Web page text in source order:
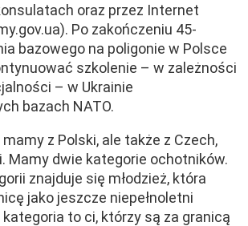
oraz przez Internet
Po zakończeniu 45-
bazowego na poligonie w Polsce
szkolenie – w zależności
– w Ukrainie
bazach NATO.
z Polski, ale także z Czech,
Mamy dwie kategorie ochotników.
znajduje się młodzież, która
jako jeszcze niepełnoletni
to ci, którzy są za granicą